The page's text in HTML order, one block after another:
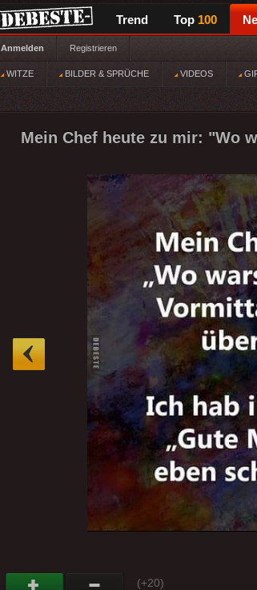
Trend Top 100
Anmelden Registrieren
WITZE BILDER & SPRÜCHE VIDEOS
Mein Chef heute zu mir: "Wo
(+20)